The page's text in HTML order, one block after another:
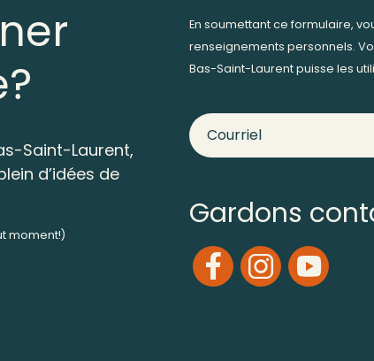
Saint-Laurent,
d’idées de
moment!)
En soumettant ce formulaire,
renseignements personnels.
Bas-Saint-Laurent puisse les
Gardons